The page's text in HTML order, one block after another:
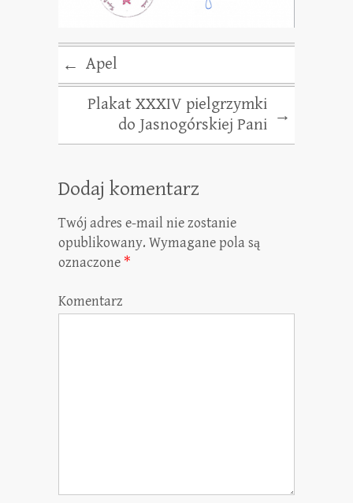
← Apel
Plakat XXXIV pielgrzymki
do Jasnogórskiej Pani →
Dodaj komentarz
Twój adres e-mail nie zostanie
opublikowany. Wymagane pola są
oznaczone *
Komentarz